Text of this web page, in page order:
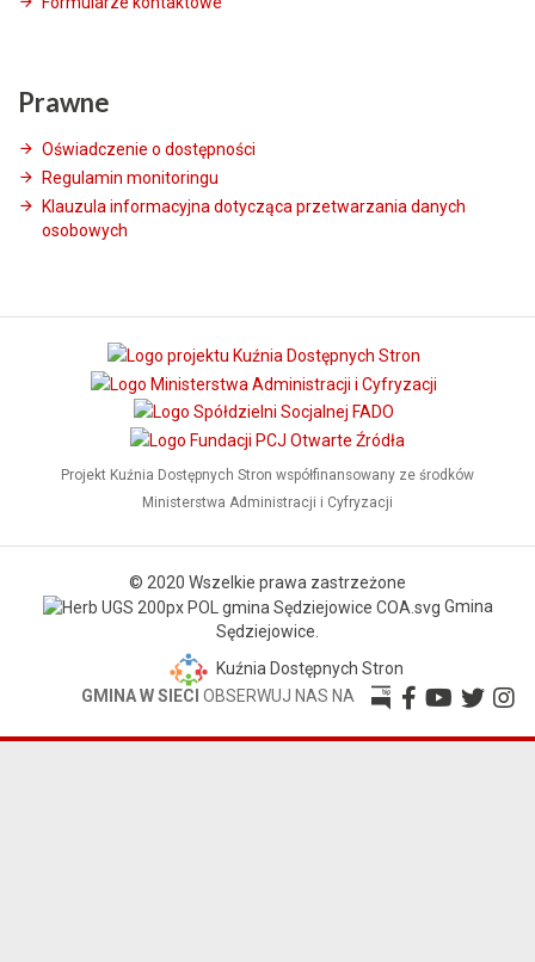
Prawne
Oświadczenie o dostępności
Regulamin monitoringu
Klauzula informacyjna dotycząca przetwarzania danych
osobowych
Projekt Kuźnia Dostępnych Stron współfinansowany ze środków
Ministerstwa Administracji i Cyfryzacji
© 2020 Wszelkie prawa zastrzeżone
Gmina
Sędziejowice.
Kuźnia Dostępnych Stron
GMINA W SIECI OBSERWUJ NAS NA